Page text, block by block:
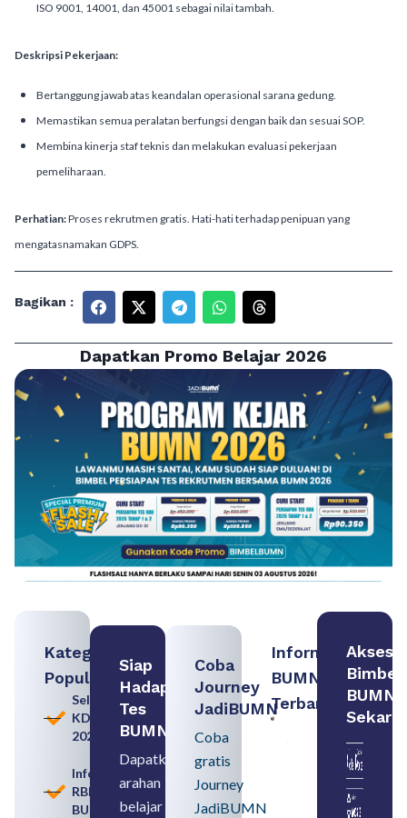
ISO 9001, 14001, dan 45001 sebagai nilai tambah.
Deskripsi Pekerjaan:
Bertanggung jawab atas keandalan operasional sarana gedung.
Memastikan semua peralatan berfungsi dengan baik dan sesuai SOP.
Membina kinerja staf teknis dan melakukan evaluasi pekerjaan
pemeliharaan.
Perhatian:Proses rekrutmen gratis. Hati-hati terhadap penipuan yang
mengatasnamakan GDPS.
Bagikan :
Dapatkan Promo Belajar 2026
Kategori
Populer
Seleksi
KDKMP
2026
Informasi
RBB
BUMN
Siap
Hadapi
Tes
BUMN
Dapatkan
arahan
belajar
Coba
Journey
JadiBUMN
Coba
gratis
Journey
JadiBUMN
Informasi
BUMN
Terbaru:
Persiapan
Seleksi
Rekrutmen
Memahami
Akses
Bimbel
BUMN